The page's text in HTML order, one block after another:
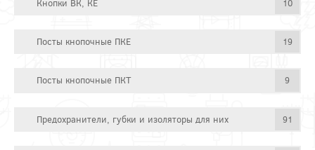
Кнопки ВК, КЕ 10
Посты кнопочные ПКЕ 19
Посты кнопочные ПКТ 9
Предохранители, губки и изоляторы для них 91